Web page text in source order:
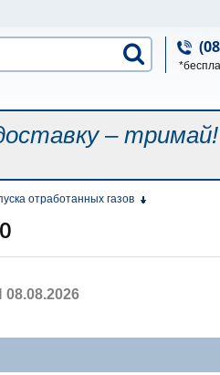
– тримай!
отработанных газов